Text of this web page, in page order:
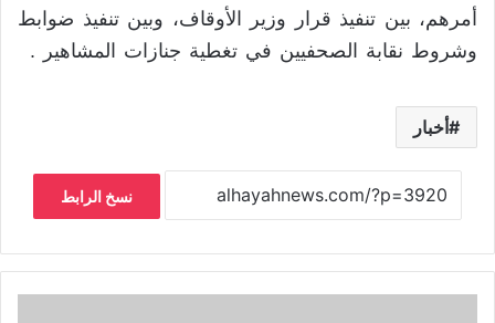
أمرهم، بين تنفيذ قرار وزير الأوقاف، وبين تنفيذ ضوابط
وشروط نقابة الصحفيين في تغطية جنازات المشاهير .
أخبار
نسخ الرابط